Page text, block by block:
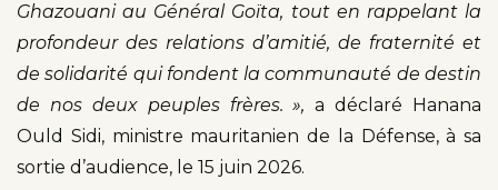
Ghazouani au Général Goïta, tout en rappelant la
profondeur des relations d’amitié, de fraternité et
de solidarité qui fondent la communauté de destin
de nos deux peuples frères. »,a déclaré
Hanana
Ould Sidi, ministre mauritanien de la Défense, à sa
sortie d’audience, le 15 juin 2026.